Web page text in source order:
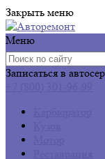
Закрыть меню
Меню
Записаться в